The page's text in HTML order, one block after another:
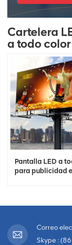
Cartelera
a todo color
Pantalla LED a
para publicidad
Correo
Skype :